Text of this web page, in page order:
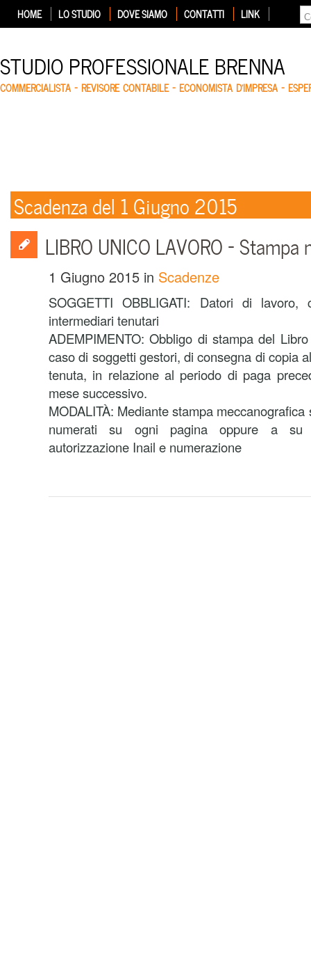
HOME LO STUDIO DOVE SIAMO CONTATTI LINK
STUDIO PROFESSIONALE BRENNA
COMMERCIALISTA – REVISORE CONTABILE – ECONOMISTA D'IMPRESA –
Scadenza del 1 Giugno 2015
LIBRO UNICO LAVORO – Stampa
1 Giugno 2015 in Scadenze
SOGGETTI OBBLIGATI: Datori di lavoro,
intermediari tenutari
ADEMPIMENTO: Obbligo di stampa del
caso di soggetti gestori, di consegna di copia
tenuta, in relazione al periodo di paga
mese successivo.
MODALITÀ: Mediante stampa
numerati su ogni pagina oppure a su
autorizzazione Inail e numerazione